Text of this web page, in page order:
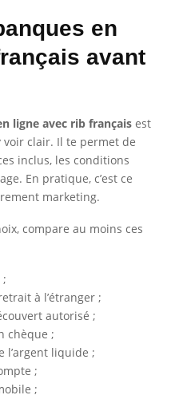
en
avant
ligne avec rib français est
voir clair. Il te permet de
inclus, les conditions
En pratique, c’est ce
marketing.
compare au moins ces
à l’étranger ;
autorisé ;
chèque ;
l’argent liquide ;
;
;